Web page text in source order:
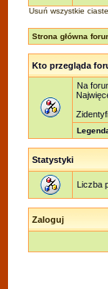
Usuń wszystkie
Strona główna
Kto przegląda
Na
Statystyki
Liczba
Zaloguj